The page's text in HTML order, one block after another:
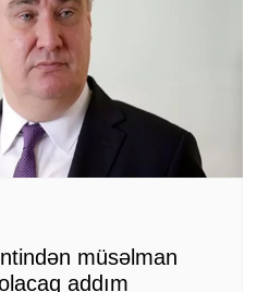
müsəlman
addım